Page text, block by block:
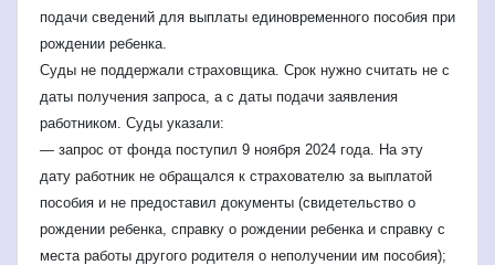
подачи сведений для выплаты единовременного пособия при
рождении ребенка.
Суды не поддержали страховщика. Срок нужно считать не с
даты получения запроса, а с даты подачи заявления
работником. Суды указали:
— запрос от фонда поступил 9 ноября 2024 года. На эту
дату работник не обращался к страхователю за выплатой
пособия и не предоставил документы (свидетельство о
рождении ребенка, справку о рождении ребенка и справку с
места работы другого родителя о неполучении им пособия);